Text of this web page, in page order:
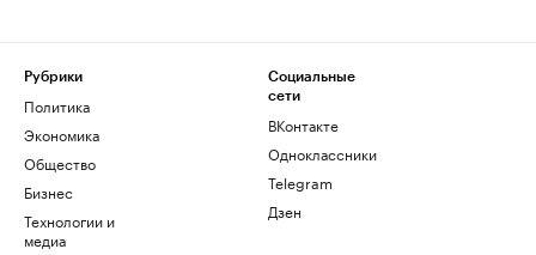
Рубрики
Политика
Экономика
Общество
Бизнес
Технологии и
медиа
Социальные
сети
ВКонтакте
Одноклассники
Telegram
Дзен